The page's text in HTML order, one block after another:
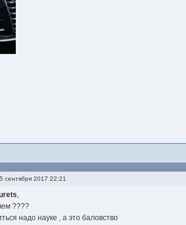
сентября 2017 22:21
,
????
надо науке , а это баловство